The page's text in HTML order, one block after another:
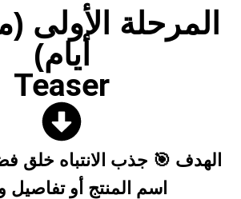
أيام)
Teaser
الهدف 🎯 جذب الانتباه خلق
اسم المنتج أو تفاصيل